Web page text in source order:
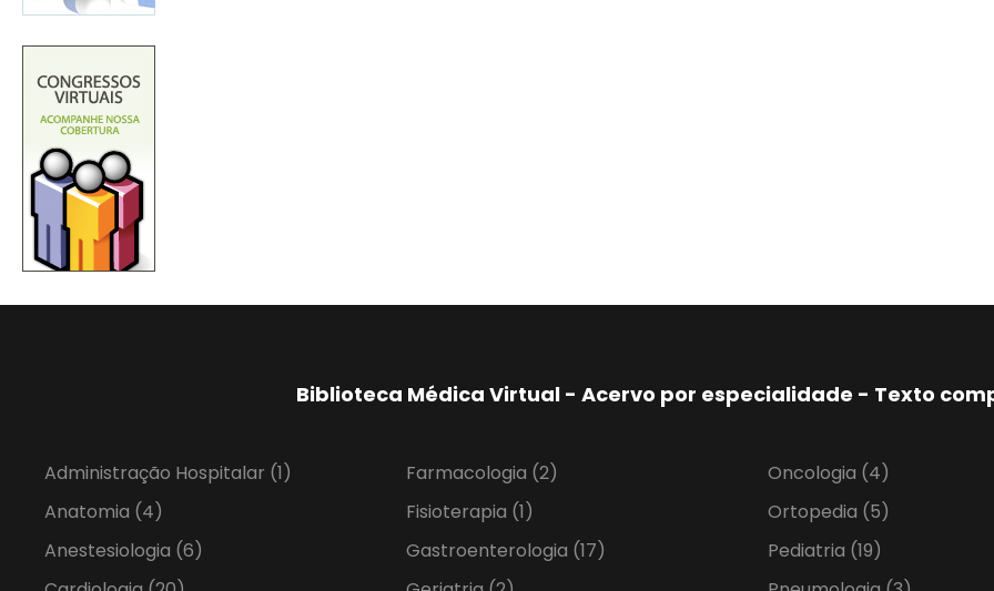
Biblioteca Médica Virtual - Acervo por especialidade - Texto
Administração Hospitalar (1)
Anatomia (4)
Anestesiologia (6)
Farmacologia (2)
Fisioterapia (1)
Gastroenterologia (17)
Oncologia (4)
Ortopedia (5)
Pediatria (19)